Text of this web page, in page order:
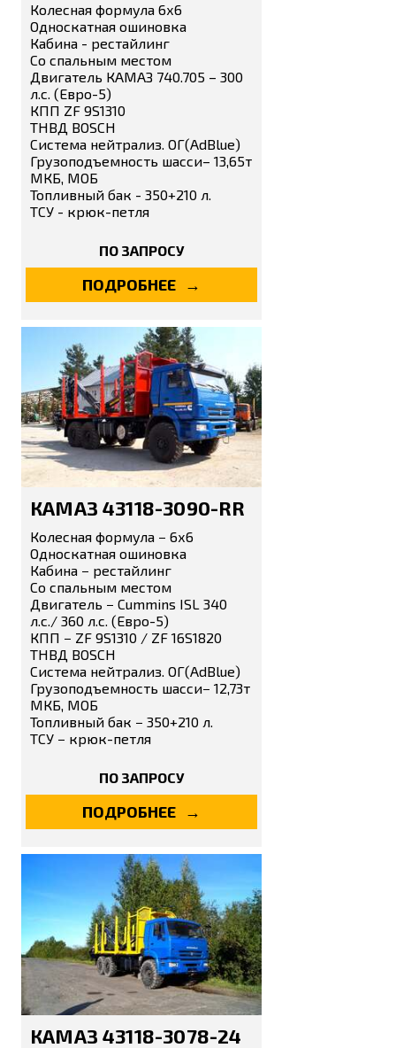
Колесная формула 6х6
Односкатная ошиновка
Кабина - рестайлинг
Со спальным местом
Двигатель КАМАЗ 740.705 – 300
л.с. (Евро-5)
КПП ZF 9S1310
ТНВД BOSCH
Система нейтрализ. ОГ(AdBlue)
Грузоподъемность шасси– 13,65т
МКБ, МОБ
Топливный бак - 350+210 л.
ТСУ - крюк-петля
ПО ЗАПРОСУ
ПОДРОБНЕЕ
КАМАЗ 43118-3090-RR
Колесная формула − 6х6
Односкатная ошиновка
Кабина − рестайлинг
Со спальным местом
Двигатель − Cummins ISL 340
л.с./ 360 л.с. (Евро-5)
КПП − ZF 9S1310 / ZF 16S1820
ТНВД BOSCH
Система нейтрализ. ОГ(AdBlue)
Грузоподъемность шасси− 12,73т
МКБ, МОБ
Топливный бак − 350+210 л.
ТСУ − крюк-петля
ПО ЗАПРОСУ
ПОДРОБНЕЕ
КАМАЗ 43118-3078-24